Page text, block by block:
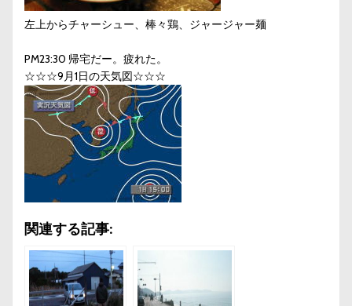
左上からチャーシュー、棒々鶏、ジャージャー麺
PM23:30 帰宅だー。疲れた。
☆☆☆9月1日の天気図☆☆☆
関連する記事: